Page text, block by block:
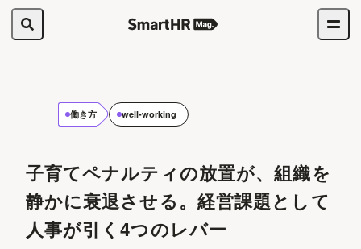
働き方 well-working
子育てペナルティの放置が、組織を
静かに衰退させる。経営課題として
人事が引く4つのレバー